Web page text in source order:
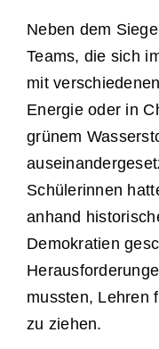
Neben dem
Teams, die sich
mit
Energie oder in
grünem
Schülerinnen
anhand
Demokratien
mussten, Lehren
zu ziehen.